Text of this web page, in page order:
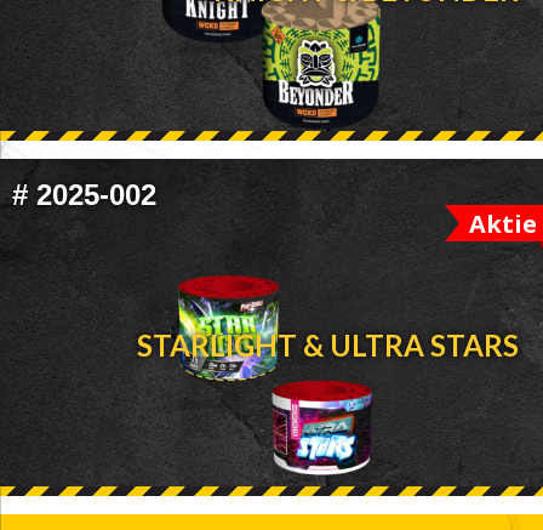
# 2025-002
Aktie
STARLIGHT & ULTRA STARS